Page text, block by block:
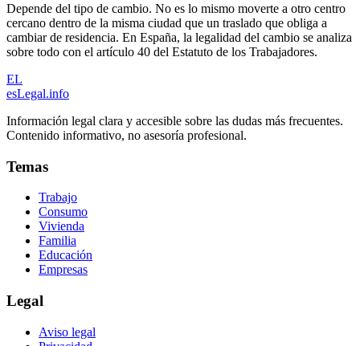
Depende del tipo de cambio. No es lo mismo moverte a otro centro
cercano dentro de la misma ciudad que un traslado que obliga a
cambiar de residencia. En España, la legalidad del cambio se analiza
sobre todo con el artículo 40 del Estatuto de los Trabajadores.
EL
esLegal.info
Información legal clara y accesible sobre las dudas más frecuentes.
Contenido informativo, no asesoría profesional.
Temas
Trabajo
Consumo
Vivienda
Familia
Educación
Empresas
Legal
Aviso legal